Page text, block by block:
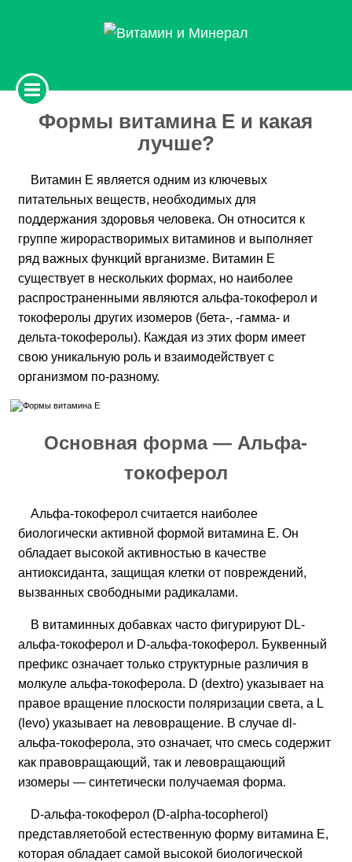
Формы витамина Е и какая
лучше?
Витамин Е является одним из ключевых
питательных веществ, необходимых для
поддержания здоровья человека. Он относится к
группе жирорастворимых витаминов и выполняет
ряд важных функций врганизме. Витамин Е
существует в нескольких формах, но наиболее
распространенными являются альфа-токоферол и
токоферолы других изомеров (бета-, -гамма- и
дельта-токоферолы). Каждая из этих форм имеет
свою уникальную роль и взаимодействует с
организмом по-разному.
Основная форма — Альфа-
токоферол
Альфа-токоферол считается наиболее
биологически активной формой витамина Е. Он
обладает высокой активностью в качестве
антиоксиданта, защищая клетки от повреждений,
вызванных свободными радикалами.
В витаминных добавках часто фигурируют DL-
альфа-токоферол и D-альфа-токоферол. Буквенный
префикс означает только структурные различия в
молкуле альфа-токоферола. D (dextro) указывает на
правое вращение плоскости поляризации света, а L
(levo) указывает на левовращение. В случае dl-
альфа-токоферола, это означает, что смесь содержит
как правовращающий, так и левовращающий
изомеры — синтетически получаемая форма.
D-альфа-токоферол (D-alpha-tocopherol)
представляетобой естественную форму витамина E,
которая обладает самой высокой биологической